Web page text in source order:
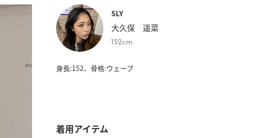
SNSアカウント一覧
LUCUAブライダルクラブ
SLY
大久保 遥菜
152cm
身長:152、骨格:ウェーブ
着用アイテム